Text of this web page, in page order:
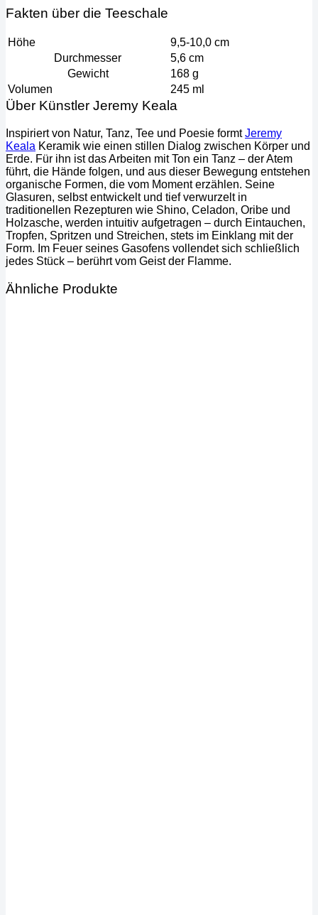
Fakten über die Teeschale
Höhe
9,5-10,0 cm
Durchmesser
5,6 cm
Gewicht
168 g
Volumen
245 ml
Über Künstler Jeremy Keala
Inspiriert von Natur, Tanz, Tee und Poesie formtJeremy
Keala Keramik wie einen stillen Dialog zwischen Körper und
Erde. Für ihn ist das Arbeiten mit Ton ein Tanz – der Atem
führt, die Hände folgen, und aus dieser Bewegung entstehen
organische Formen, die vom Moment erzählen. Seine
Glasuren, selbst entwickelt und tief verwurzelt in
traditionellen Rezepturen wie Shino, Celadon, Oribe und
Holzasche, werden intuitiv aufgetragen – durch Eintauchen,
Tropfen, Spritzen und Streichen, stets im Einklang mit der
Form. Im Feuer seines Gasofens vollendet sich schließlich
jedes Stück – berührt vom Geist der Flamme.
Ähnliche Produkte